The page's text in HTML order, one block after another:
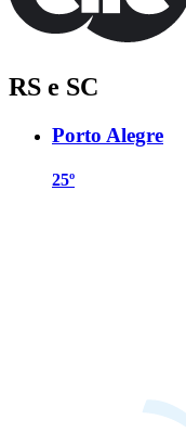
RS e SC
Porto Alegre
25º